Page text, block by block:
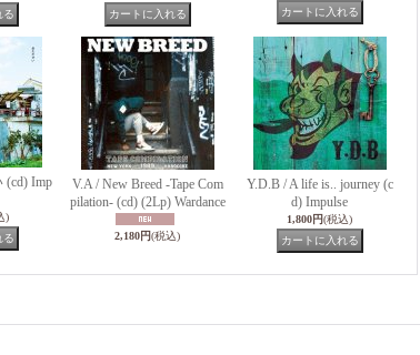
(cd) Imp
)
V.A / New Breed -Tape Com
pilation- (cd) (2Lp) Wardance
2,180円(税込)
Y.D.B / A life is.. journey (c
d) Impulse
1,800円(税込)